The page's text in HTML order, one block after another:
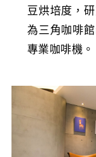
豆烘培度，
為三角咖啡
專業咖啡機。